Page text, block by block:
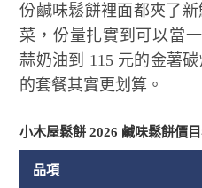
份鹹味鬆餅裡面都夾了
菜，份量扎實到可以當
蒜奶油到 115 元的金薯
的套餐其實更划算。
小木屋鬆餅 2026 鹹味鬆餅價
品項